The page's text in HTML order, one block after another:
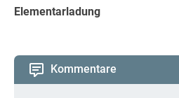
Elementarladung
Kommentare